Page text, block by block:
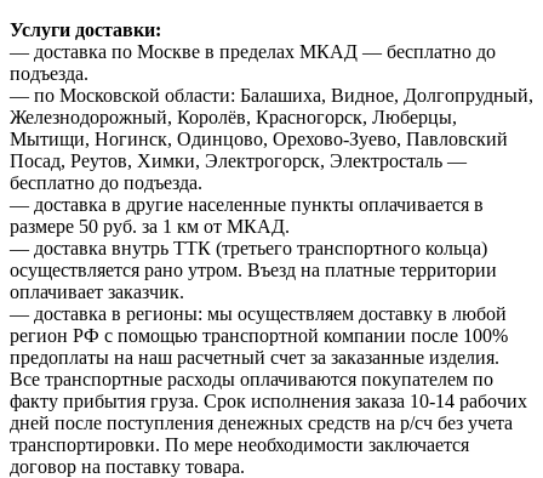
Услуги доставки:
— доставка по Москве в пределах МКАД — бесплатно до
подъезда.
— по Московской области: Балашиха, Видное, Долгопрудный,
Железнодорожный, Королёв, Красногорск, Люберцы,
Мытищи, Ногинск, Одинцово, Орехово-Зуево, Павловский
Посад, Реутов, Химки, Электрогорск, Электросталь —
бесплатно до подъезда.
— доставка в другие населенные пункты оплачивается в
размере 50 руб. за 1 км от МКАД.
— доставка внутрь ТТК (третьего транспортного кольца)
осуществляется рано утром. Въезд на платные территории
оплачивает заказчик.
— доставка в регионы: мы осуществляем доставку в любой
регион РФ с помощью транспортной компании после 100%
предоплаты на наш расчетный счет за заказанные изделия.
Все транспортные расходы оплачиваются покупателем по
факту прибытия груза. Срок исполнения заказа 10-14 рабочих
дней после поступления денежных средств на р/сч без учета
транспортировки. По мере необходимости заключается
договор на поставку товара.